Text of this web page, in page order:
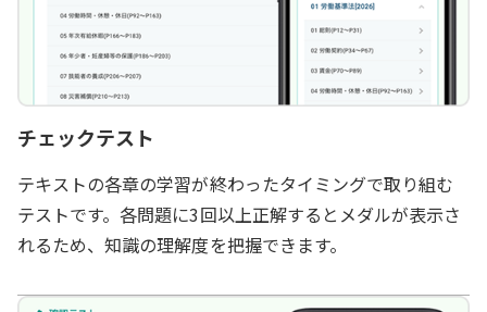
チェックテスト
テキストの各章の学習が終わったタイミングで取り組む
テストです。各問題に3回以上正解するとメダルが表示さ
れるため、知識の理解度を把握できます。